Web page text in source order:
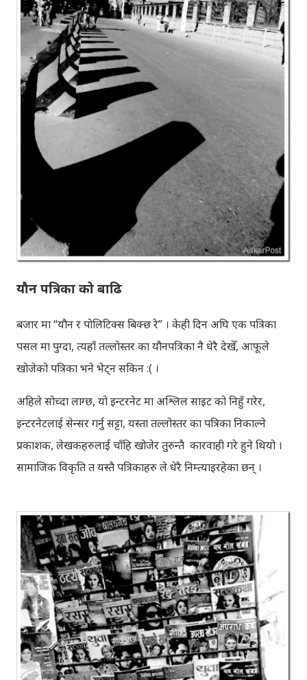
यौन पत्रिका को बाढि
बजार मा “यौन र पोलिटिक्स बिक्छ रे” । केही दिन अघि एक पत्रिका
पसल मा पुग्दा, त्यहाँ तल्लोस्तर का यौनपत्रिका नै धेरै देखेँ, आफूले
खोजेको पत्रिका भने भेट्न सकिन :( ।
अहिले सोच्दा लाग्छ, यो इन्टरनेट मा अश्लिल साइट को निहुँ गरेर,
इन्टरनेटलाई सेन्सर गर्नु सट्टा, यस्ता तल्लोस्तर का पत्रिका निकाल्ने
प्रकाशक, लेखकहरुलाई चाँहि खोजेर तुरुन्तै कारवाही गरे हुने थियो ।
सामाजिक विकृति त यस्तै पत्रिकाहरु ले धेरै निम्त्याइरहेका छन् ।